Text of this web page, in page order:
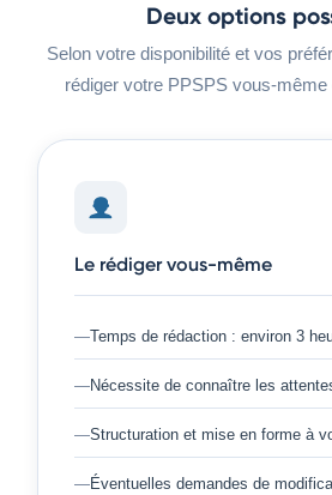
Deux options
Selon votre disponibilité et vos
rédiger votre PPSPS vous-même
Le rédiger vous-même
Temps de rédaction : environ 3
Nécessite de connaître les
Structuration et mise en forme à
Éventuelles demandes de